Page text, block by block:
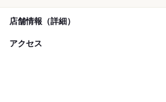
店舗情報（詳細）
アクセス